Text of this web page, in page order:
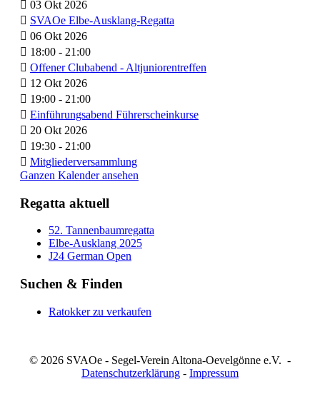
03 Okt 2026
SVAOe Elbe-Ausklang-Regatta
06 Okt 2026
18:00 - 21:00
Offener Clubabend - Altjuniorentreffen
12 Okt 2026
19:00 - 21:00
Einführungsabend Führerscheinkurse
20 Okt 2026
19:30 - 21:00
Mitgliederversammlung
Ganzen Kalender ansehen
Regatta aktuell
52. Tannenbaumregatta
Elbe-Ausklang 2025
J24 German Open
Suchen & Finden
Ratokker zu verkaufen
© 2026 SVAOe - Segel-Verein Altona-Oevelgönne e.V. -
Datenschutzerklärung - Impressum